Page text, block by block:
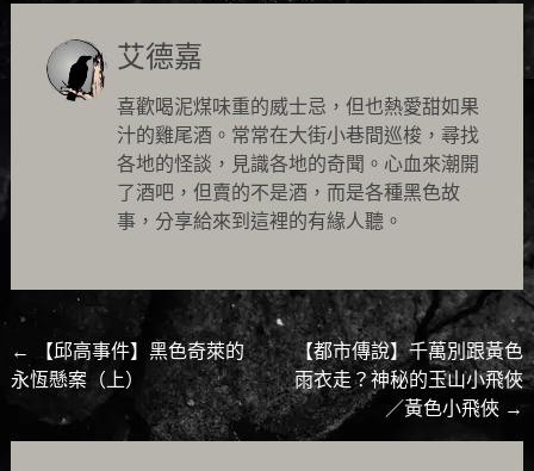
艾德嘉
喜歡喝泥煤味重的威士忌，但也熱愛甜如果
汁的雞尾酒。常常在大街小巷間巡梭，尋找
各地的怪談，見識各地的奇聞。心血來潮開
了酒吧，但賣的不是酒，而是各種黑色故
事，分享給來到這裡的有緣人聽。
Post
navigation
←
【邱高事件】黑色奇萊的
永恆懸案（上）
【都市傳說】千萬別跟黃色
雨衣走？神秘的玉山小飛俠
／黃色小飛俠 →